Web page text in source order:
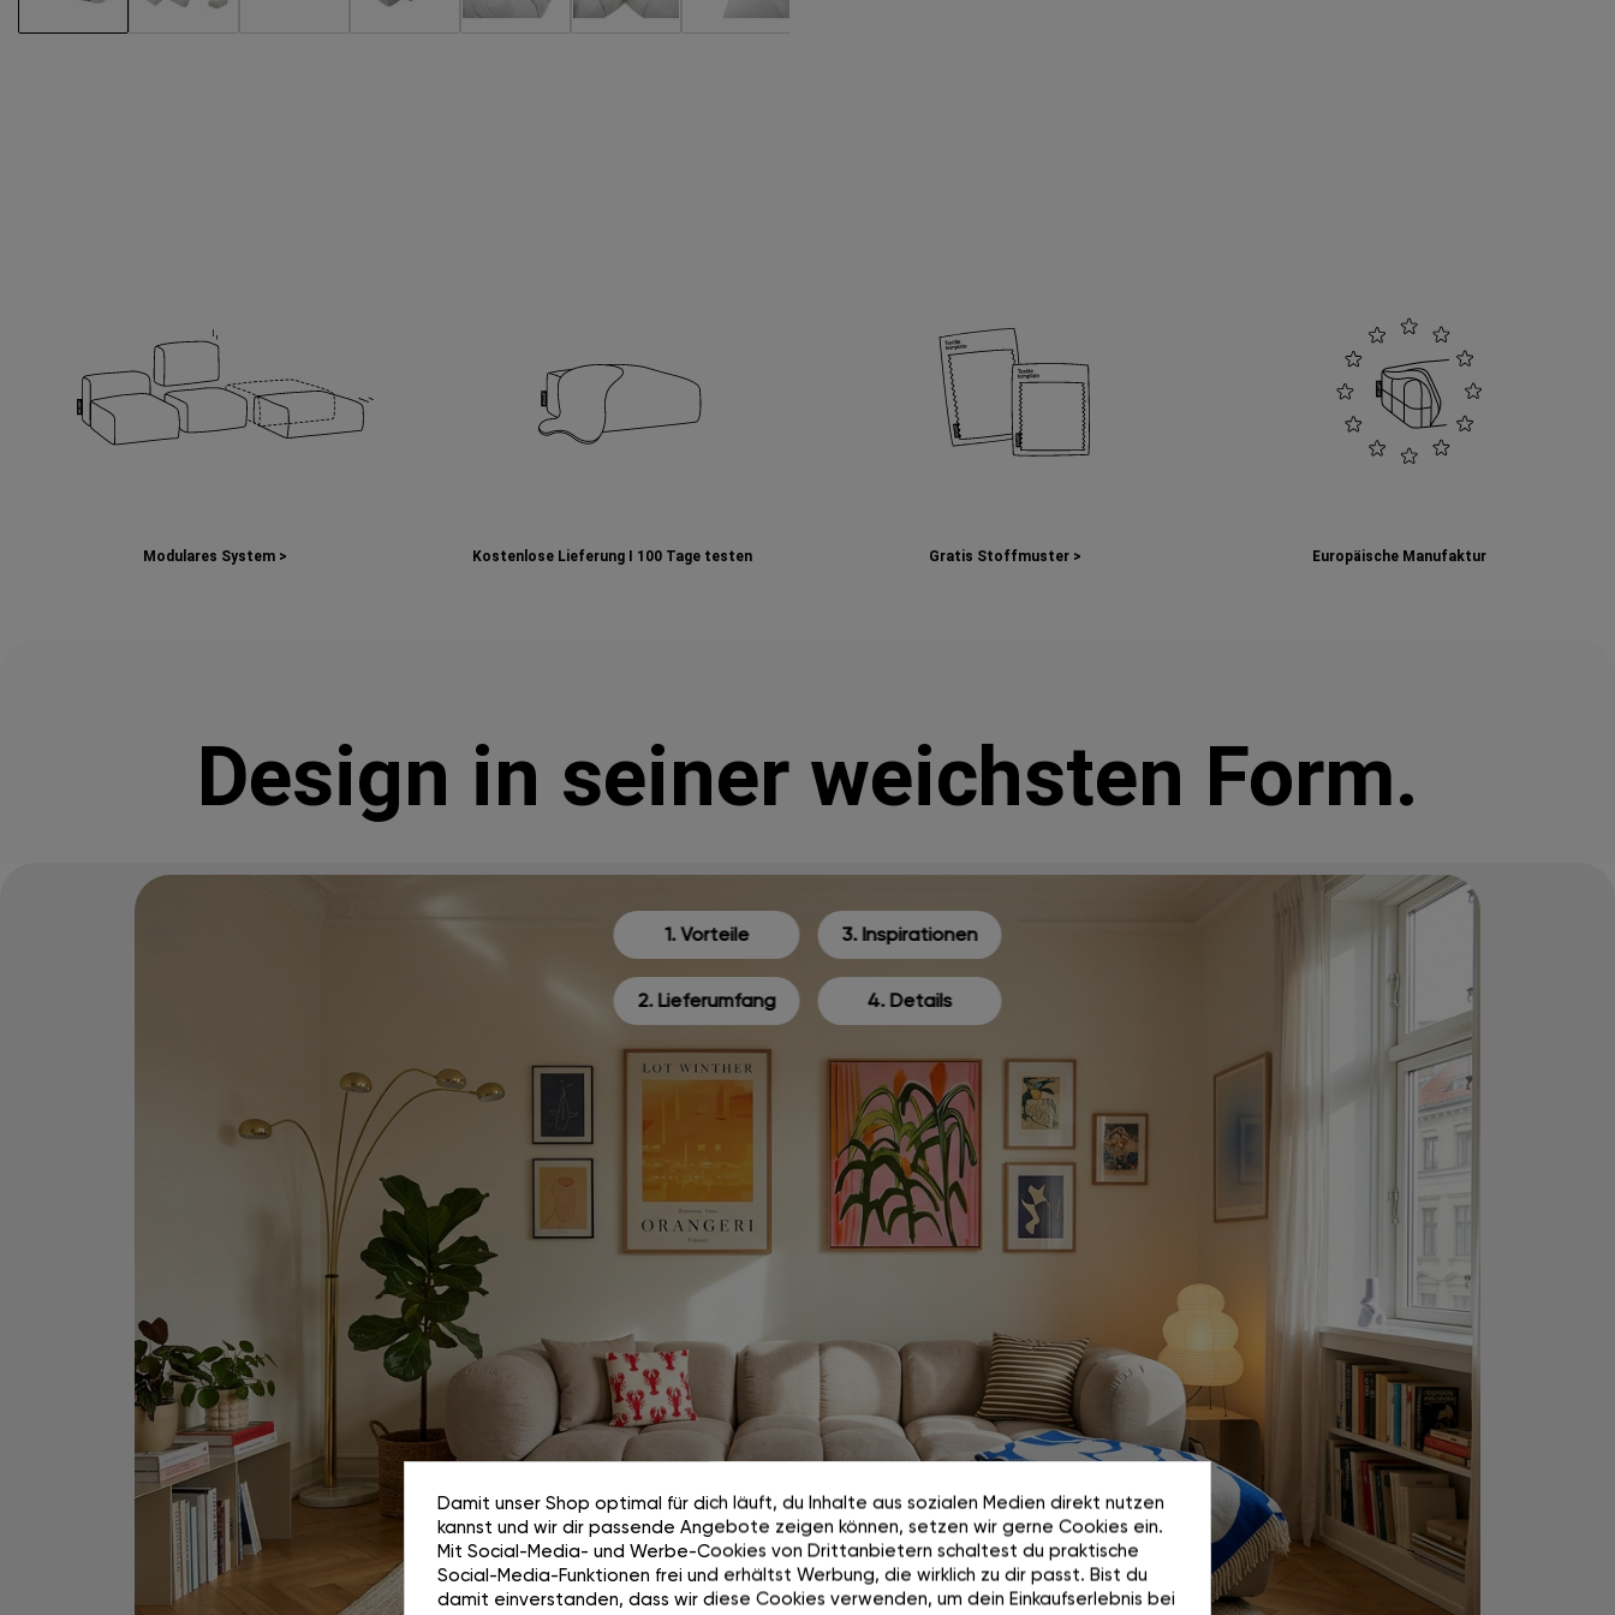
Modulares System > Kostenlose Lieferung I 100 Tage testen Gratis Stoffmuster > Europäische Manufaktur
Design in seiner weichsten Form.
1. Vorteile 3. Inspirationen
2. Lieferumfang 4. Details
Wie auf Wolken.
Damit unser Shop optimal für dich läuft, du Inhalte aus sozialen Medien direkt nutzen
kannst und wir dir passende Angebote zeigen können, setzen wir gerne Cookies ein.
Mit Social-Media- und Werbe-Cookies von Drittanbietern schaltest du praktische
Social-Media-Funktionen frei und erhältst Werbung, die wirklich zu dir passt. Bist du
damit einverstanden, dass wir diese Cookies verwenden, um dein Einkaufserlebnis bei